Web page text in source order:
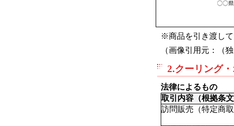
※商品を引き渡して
（画像引用元：（
2.クーリング
法律によるもの
取引内容（根拠条文
訪問販売（特定商取